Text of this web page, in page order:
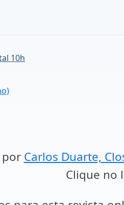
10h
Carlos Duarte,
Clique no